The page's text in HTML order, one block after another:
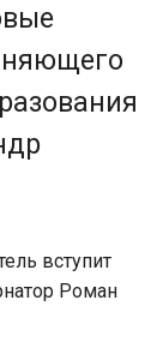
вступит
Роман